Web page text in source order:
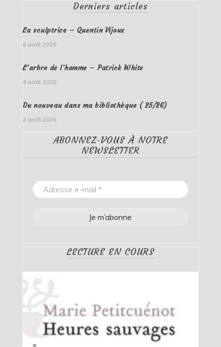
Derniers articles
La sculptrice – Quentin Vijoux
6 août 2026
L’arbre de l’homme – Patrick White
4 août 2026
Du nouveau dans ma bibliothèque ( 25/26)
2 août 2026
ABONNEZ-VOUS À NOTRE
NEWSLETTER
LECTURE EN COURS